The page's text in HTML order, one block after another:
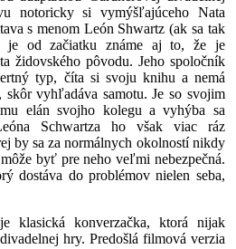
notoricky si vymýšľajúceho Nata
s menom León Shwartz (ak sa tak
je od začiatku známe aj to, že je
židovského pôvodu. Jeho spoločník
typ, číta si svoju knihu a nemá
skôr vyhľadáva samotu. Je so svojim
elán svojho kolegu a vyhýba sa
Schwartza ho však viac ráz
by sa za normálnych okolností nikdy
byť pre neho veľmi nebezpečná.
dostáva do problémov nielen seba,
klasická konverzačka, ktorá nijak
hry. Predošlá filmová verzia